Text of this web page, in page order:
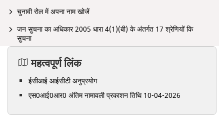
चुनावी रोल में अपना नाम खोजें
जन सुचना का अधिकार 2005 धारा 4(1)(बी) के अंतर्गत 17 श्रेणियों कि
सुचना
महत्वपूर्ण लिंक
ईसीआई आईसीटी अनुप्रयोग
एस0आई0आर0 अंतिम नामावली प्रकाशन तिथि 10-04-2026